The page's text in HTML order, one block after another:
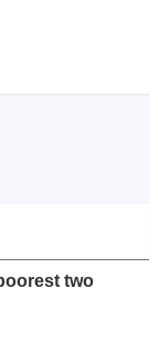
two